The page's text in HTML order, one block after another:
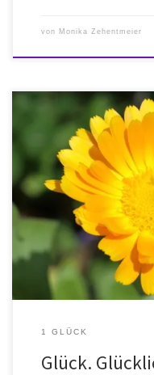
von Monika Zehentmeier
Glück. Glücklich leben. Du
fühlst Du Dich als das
auch das ganze
und dies funktioniert
Zellen Deines Körpers
1 GLÜCK
Glück.